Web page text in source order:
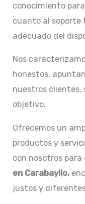
conocimiento
cuanto al soporte
adecuado del
Nos
honestos,
nuestros clientes,
objetivo.
Ofrecemos un
productos y
con nosotros para
en Carabayllo,
justos y